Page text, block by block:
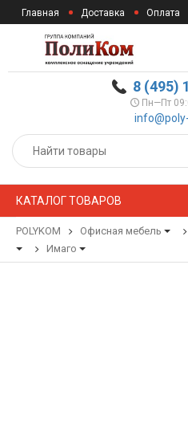
Главная Доставка Оплата
8 (495)
Пн—Пт
КАТАЛОГ ТОВАРОВ
POLYKOM Офисная мебель
Имаго